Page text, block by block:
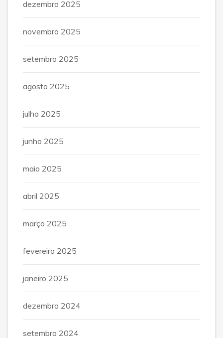
dezembro 2025
novembro 2025
setembro 2025
agosto 2025
julho 2025
junho 2025
maio 2025
abril 2025
março 2025
fevereiro 2025
janeiro 2025
dezembro 2024
setembro 2024